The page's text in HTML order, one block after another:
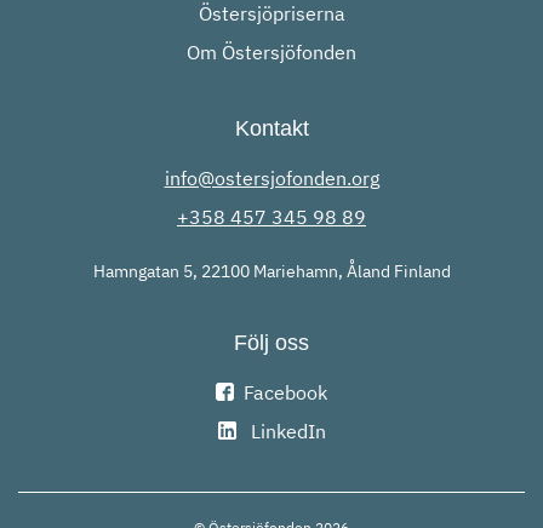
Östersjöpriserna
Om Östersjöfonden
Kontakt
info@ostersjofonden.org
+358 457 345 98 89
Hamngatan 5, 22100 Mariehamn, Åland Finland
Följ oss
Facebook
LinkedIn